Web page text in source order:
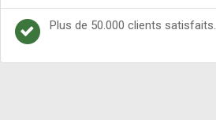
Plus de 50.000 clients satisfaits.